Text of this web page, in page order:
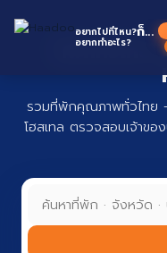
อยากไปที่ไหน?
อยากทำอะไร?
ก็...
ที่พักทั่วไท
รวมที่พักคุณภาพทั่วไทย
โฮสเทล ตรวจสอบเจ้าข